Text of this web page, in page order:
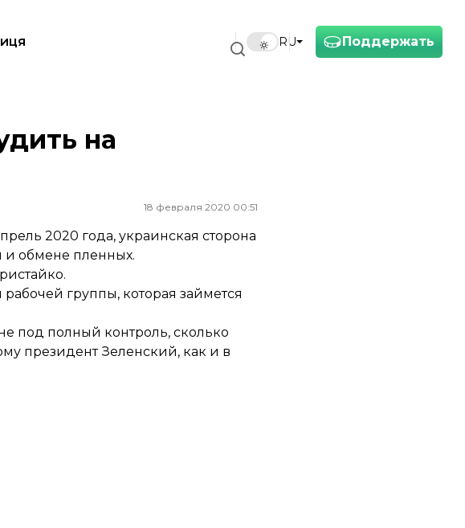
Поддержать
RU
на
18 февраля 2020 00:51
2020 года, украинская сторона
и обмене пленных.
группы, которая займется
под полный контроль, сколько
президент Зеленский, как и в